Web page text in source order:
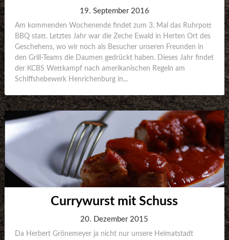
19. September 2016
Am kommenden Wochenende findet zum 3. Mal das Ruhrpott
BBQ statt. Letztes Jahr war die Zeche Ewald in Herten Ort des
Geschehens, wo wir noch als Besucher unseren Freunden in
den Grill-Teams die Daumen gedrückt haben. Dieses Jahr findet
der KCBS Wettkampf nach amerikanischen Regeln am
Schiffshebewerk Henrichenburg in...
Currywurst mit Schuss
20. Dezember 2015
Da Herbert Grönemeyer ja nicht nur unsere Heimatstadt